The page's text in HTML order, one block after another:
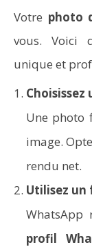
Votre photo
vous. Voici
unique et
Une photo
image.
rendu net.
Utilisez
WhatsApp
profil